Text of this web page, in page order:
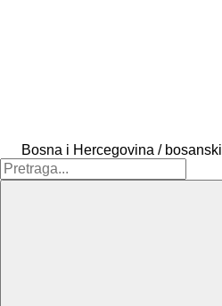
Bosna i Hercegovina / bosanski